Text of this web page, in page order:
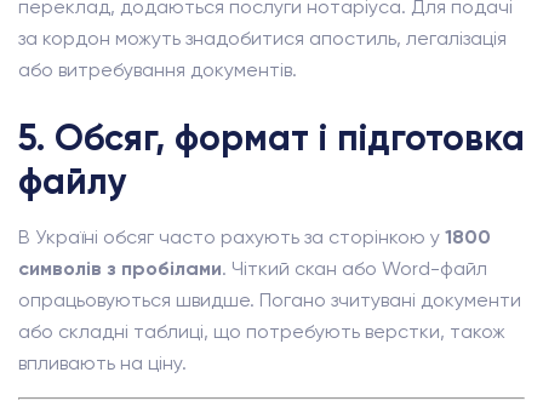
переклад, додаються послуги нотаріуса. Для подачі
за кордон можуть знадобитися апостиль, легалізація
або витребування документів.
5. Обсяг, формат і підготовка
файлу
В Україні обсяг часто рахують за сторінкою у 1800
символів з пробілами. Чіткий скан або Word-файл
опрацьовуються швидше. Погано зчитувані документи
або складні таблиці, що потребують верстки, також
впливають на ціну.